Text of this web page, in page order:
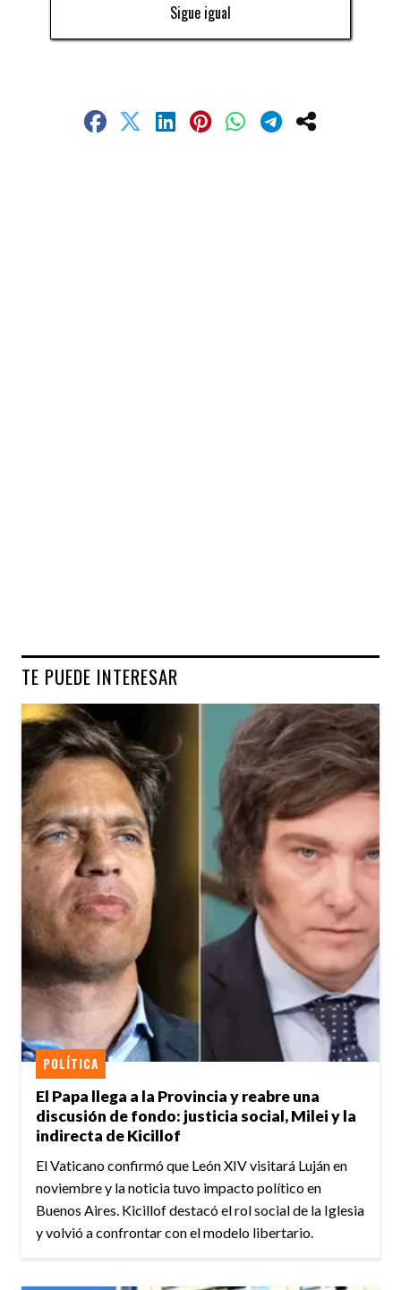
Sigue igual
TE PUEDE INTERESAR
El Papa llega a la Provincia y reabre una
discusión de fondo: justicia social, Milei y la
indirecta de Kicillof
POLÍTICA
El Vaticano confirmó que León XIV visitará Luján en
noviembre y la noticia tuvo impacto político en
Buenos Aires. Kicillof destacó el rol social de la Iglesia
y volvió a confrontar con el modelo libertario.